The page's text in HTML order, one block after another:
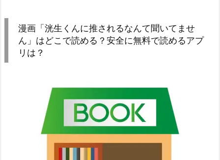
漫画「洸生くんに推されるなんて聞いてませ
ん」はどこで読める？安全に無料で読めるアプ
リは？